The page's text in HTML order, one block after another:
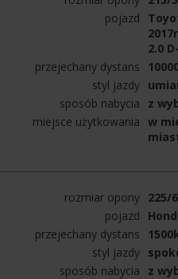
pojazd
2.0
przejechany dystans
styl jazdy
sposób nabycia
z
miejsce użytkowania w
rozmiar opony 225/
pojazd
przejechany dystans
styl jazdy
sposób nabycia
z